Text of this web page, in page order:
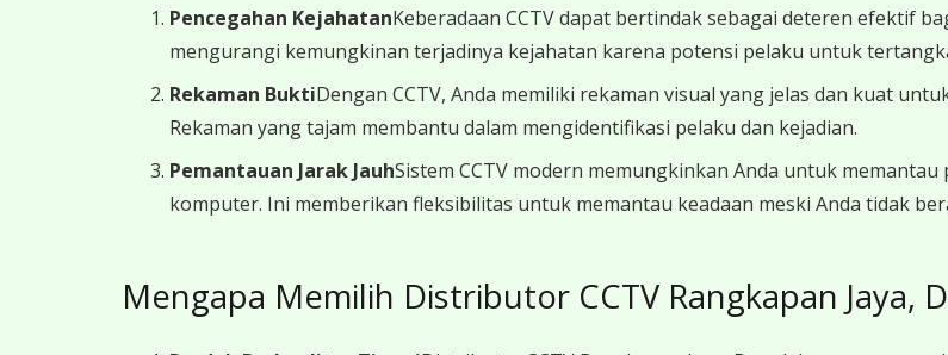
Pencegahan KejahatanKeberadaan CCTV dapat bertindak sebagai deteren efektif
mengurangi kemungkinan terjadinya kejahatan karena potensi pelaku untuk
Rekaman BuktiDengan CCTV, Anda memiliki rekaman visual yang jelas dan kuat
Rekaman yang tajam membantu dalam mengidentifikasi pelaku dan kejadian.
Pemantauan Jarak JauhSistem CCTV modern memungkinkan Anda untuk
komputer. Ini memberikan fleksibilitas untuk memantau keadaan meski Anda tidak
Mengapa Memilih Distributor CCTV Rangkapan Jaya,